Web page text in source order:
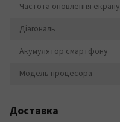
Частота оновлення екрану
Діагональ
Акумулятор смартфону
Модель процесора
Доставка